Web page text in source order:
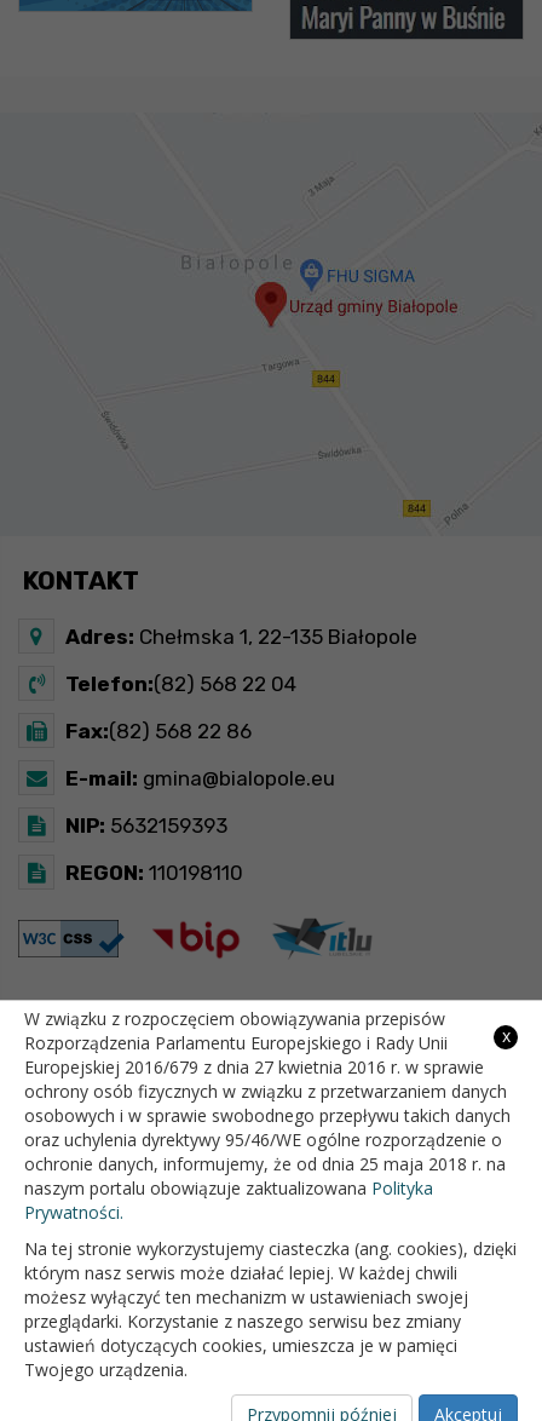
KONTAKT
Adres: Chełmska 1, 22-135 Białopole
Telefon:(82) 568 22 04
Fax:(82) 568 22 86
E-mail: gmina@bialopole.eu
NIP: 5632159393
REGON: 110198110
GODZINY PRACY
Pon 7:30 - 15:30
Wt 7:30 - 15:30
Śr 7:30 - 15:30
Czw 7:30 - 15:30
Pt 7:30 - 15:30
OFICJALNY SERWIS INTERNETOWY GMINY BIAŁOPOLE
x
W związku z rozpoczęciem obowiązywania przepisów
Rozporządzenia Parlamentu Europejskiego i Rady Unii
Europejskiej 2016/679 z dnia 27 kwietnia 2016 r. w sprawie
ochrony osób fizycznych w związku z przetwarzaniem danych
osobowych i w sprawie swobodnego przepływu takich danych
oraz uchylenia dyrektywy 95/46/WE ogólne rozporządzenie o
ochronie danych, informujemy, że od dnia 25 maja 2018 r. na
naszym portalu obowiązuje zaktualizowana Polityka
Prywatności.
Na tej stronie wykorzystujemy ciasteczka (ang. cookies), dzięki
którym nasz serwis może działać lepiej. W każdej chwili
możesz wyłączyć ten mechanizm w ustawieniach swojej
przeglądarki. Korzystanie z naszego serwisu bez zmiany
ustawień dotyczących cookies, umieszcza je w pamięci
Twojego urządzenia.
Akceptuj
Przypomnij później